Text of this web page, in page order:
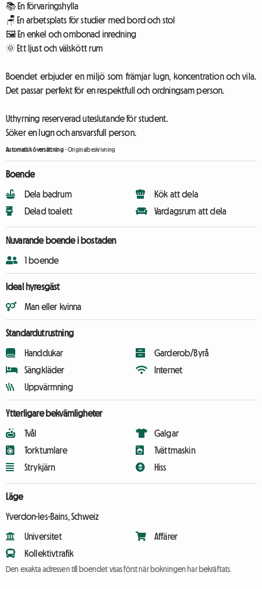
📚 En förvaringshylla
🪑 En arbetsplats för studier med bord och stol
🖼️ En enkel och ombonad inredning
🌞 Ett ljust och välskött rum
Boendet erbjuder en miljö som främjar lugn, koncentration och vila.
Det passar perfekt för en respektfull och ordningsam person.
Uthyrning reserverad uteslutande för student.
Söker en lugn och ansvarsfull person.
Automatisk översättning-Originalbeskrivning
Boende
Dela badrum
Delad toalett
Kök att dela
Vardagsrum att dela
Nuvarande boende i bostaden
1 boende
Ideal hyresgäst
Man eller kvinna
Standardutrustning
Handdukar
Sängkläder
Uppvärmning
Garderob/Byrå
Internet
Ytterligare bekvämligheter
Tvål
Torktumlare
Strykjärn
Galgar
Tvättmaskin
Hiss
Läge
Yverdon-les-Bains, Schweiz
Universitet
Kollektivtrafik
Affärer
Den exakta adressen till boendet visas först när bokningen har bekräftats.